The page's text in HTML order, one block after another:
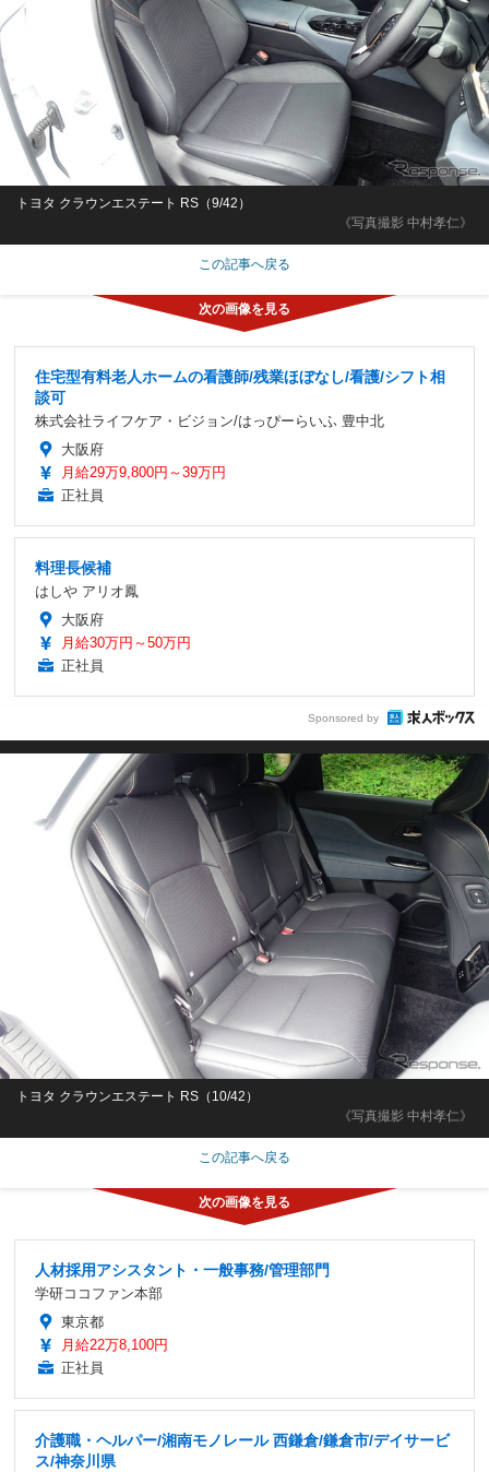
《写真撮影 中村孝仁》
トヨタ クラウンエステート RS（9/42）
この記事へ戻る
住宅型有料老人ホームの看護師/残業ほぼなし/看護/シフト相
談可
株式会社ライフケア・ビジョン/はっぴーらいふ 豊中北
大阪府
月給29万9,800円～39万円
正社員
料理長候補
はしや アリオ鳳
大阪府
月給30万円～50万円
正社員
Sponsored by
《写真撮影 中村孝仁》
トヨタ クラウンエステート RS（10/42）
この記事へ戻る
人材採用アシスタント・一般事務/管理部門
学研ココファン本部
東京都
月給22万8,100円
正社員
介護職・ヘルパー/湘南モノレール 西鎌倉/鎌倉市/デイサービ
ス/神奈川県